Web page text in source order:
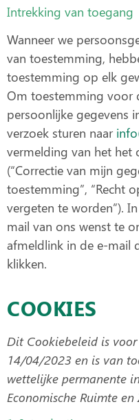
Intrekking van toegang
Wanneer we
van toestemming,
toestemming op elk
Om toestemming voor
persoonlijke gegevens
verzoek sturen naar
vermelding van het het
(“Correctie van mijn
toestemming”, “Recht
vergeten te worden”).
mail van ons wenst te
afmeldlink in de e-mail
klikken.
COOKIES
Dit Cookiebeleid is
14/04/2023 en is van
wettelijke permanente
Economische Ruimte